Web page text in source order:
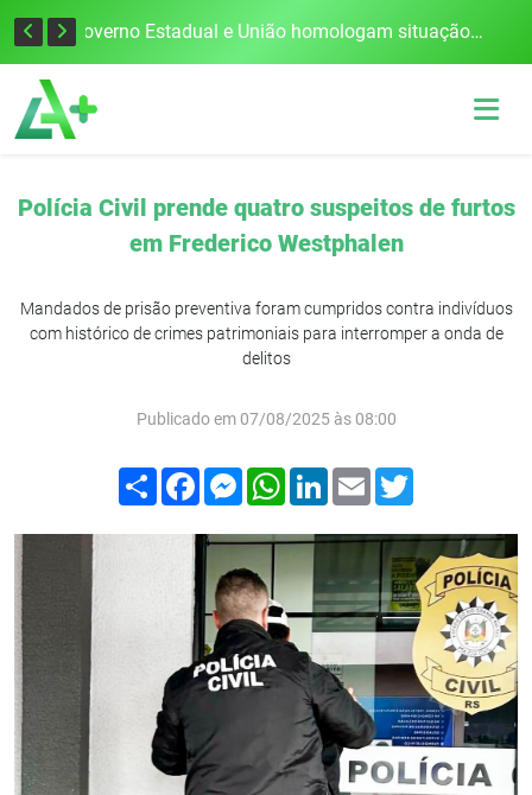
Defesa Civil alerta para risco de tornado e tempestades severas no RS entre esta quinta e sexta-feira Governo Estadual e União homologam situação de emergência em Frederico Westphalen após vendaval
Polícia Civil prende quatro suspeitos de furtos
em Frederico Westphalen
Mandados de prisão preventiva foram cumpridos contra indivíduos
com histórico de crimes patrimoniais para interromper a onda de
delitos
Publicado em 07/08/2025 às 08:00
Compartilhar
FacebookMessenger
WhatsApp
LinkedIn
Email